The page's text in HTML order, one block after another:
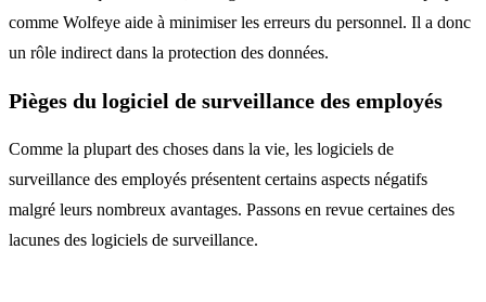
comme Wolfeye aide à minimiser les erreurs du personnel. Il a donc
un rôle indirect dans la protection des données.
Pièges du logiciel de surveillance des employés
Comme la plupart des choses dans la vie, les logiciels de
surveillance des employés présentent certains aspects négatifs
malgré leurs nombreux avantages. Passons en revue certaines des
lacunes des logiciels de surveillance.